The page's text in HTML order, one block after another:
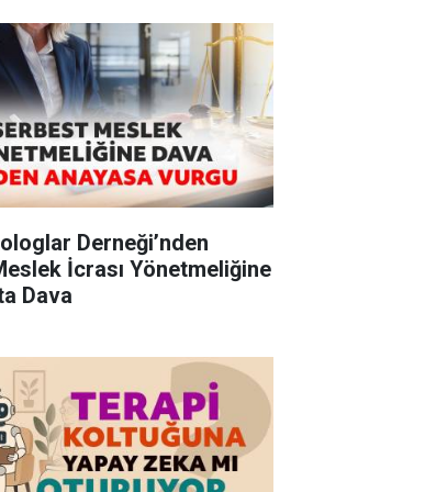
Derneği’nden
İcrası Yönetmeliğine
Dava